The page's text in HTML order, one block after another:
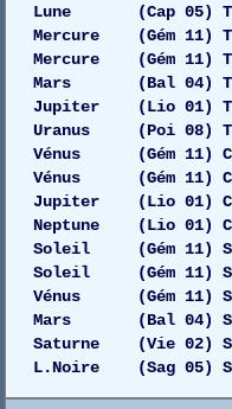
Lune (Cap 05)
Mercure (Gém
Mercure (Gém
Mars (Bal 04)
Jupiter (Lio
Uranus (Poi 08)
Vénus (Gém 11)
Vénus (Gém
Jupiter (Lio 01)
Neptune (Lio
Soleil (Gém 11)
Soleil (Gém 11)
Vénus (Gém
Mars (Bal 04)
Saturne (Vie 02)
L.Noire (Sag 05)